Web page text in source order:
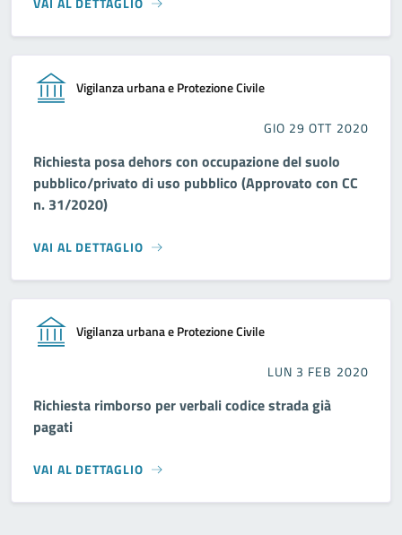
Vigilanza urbana e Protezione Civile
GIO 29 OTT 2020
Richiesta posa dehors con occupazione del suolo
pubblico/privato di uso pubblico (Approvato con CC
n. 31/2020)
VAI AL DETTAGLIO
Vigilanza urbana e Protezione Civile
LUN 3 FEB 2020
Richiesta rimborso per verbali codice strada già
pagati
VAI AL DETTAGLIO